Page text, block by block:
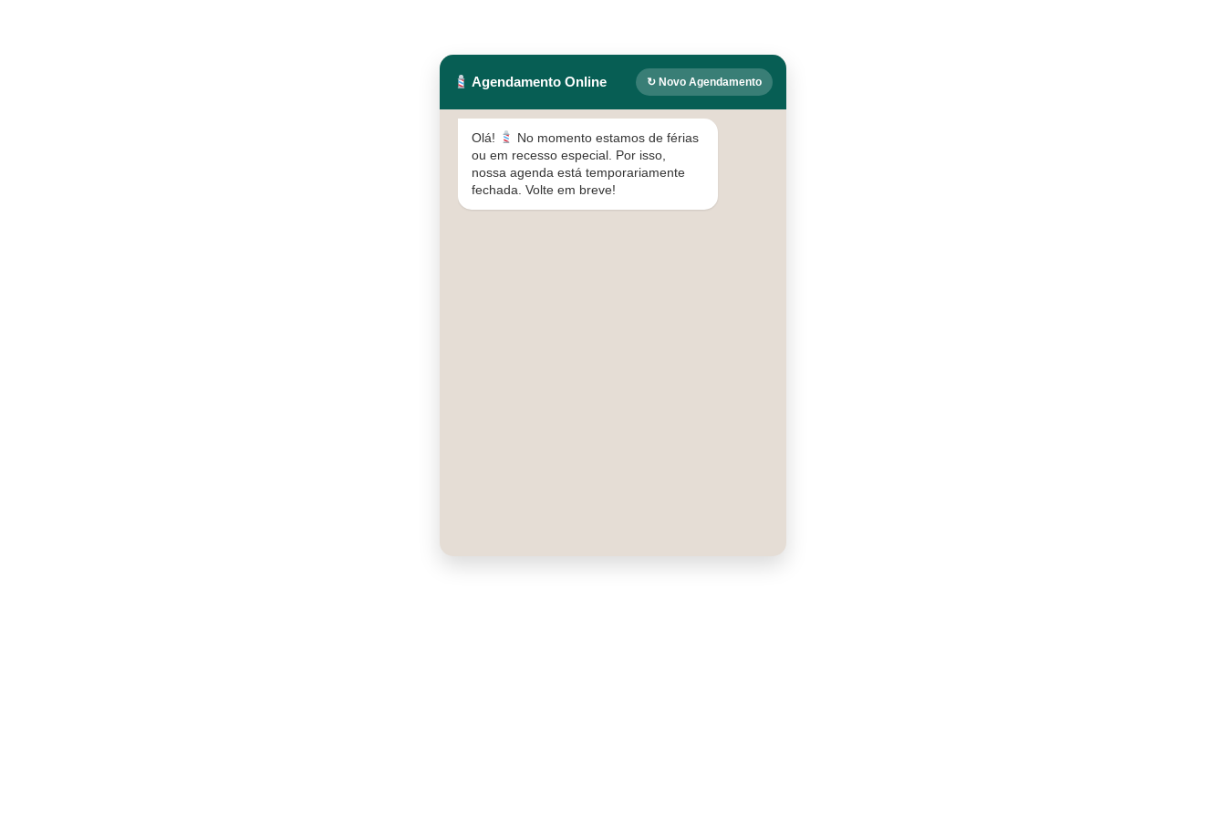
Agendamento Online ↻ Novo Agendamento
Olá!
No momento estamos de férias
ou em recesso especial. Por isso,
nossa agenda está temporariamente
fechada. Volte em breve!